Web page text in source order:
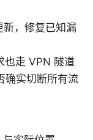
，修复已知漏
也走 VPN 隧道
确实切断所有流